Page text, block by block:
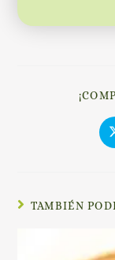
TAMBIÉN